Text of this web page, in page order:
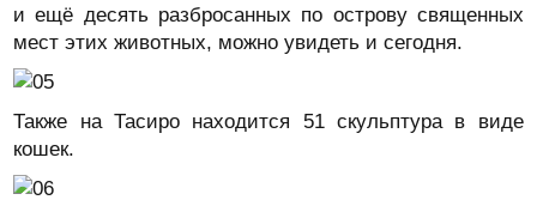
и ещё десять разбросанных по острову священных
мест этих животных, можно увидеть и сегодня.
Также на Тасиро находится 51 скульптура в виде
кошек.